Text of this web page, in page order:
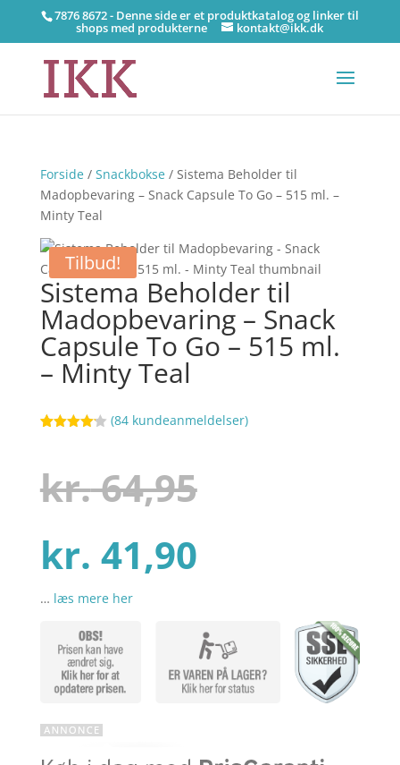
7876 8672 - Denne side er et produktkatalog og linker til
shops med produkterne kontakt@ikk.dk
Forside/ Snackbokse/ Sistema Beholder til
Madopbevaring – Snack Capsule To Go – 515 ml. –
Minty Teal
Tilbud!
Sistema Beholder til
Madopbevaring – Snack
Capsule To Go – 515 ml.
– Minty Teal
baseret
på
kundebedø
(84 kundeanmeldelser)
kr.64,95
pris
var:
kr. 64,95.
kr. 41,90Den
aktuelle
pris
er:
… læs mere her